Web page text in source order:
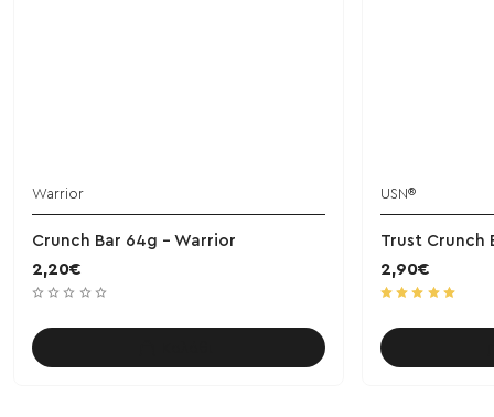
Warrior
Crunch Bar 64g - Warrior
2,20€
USN®
Trust Crunch
2,90€